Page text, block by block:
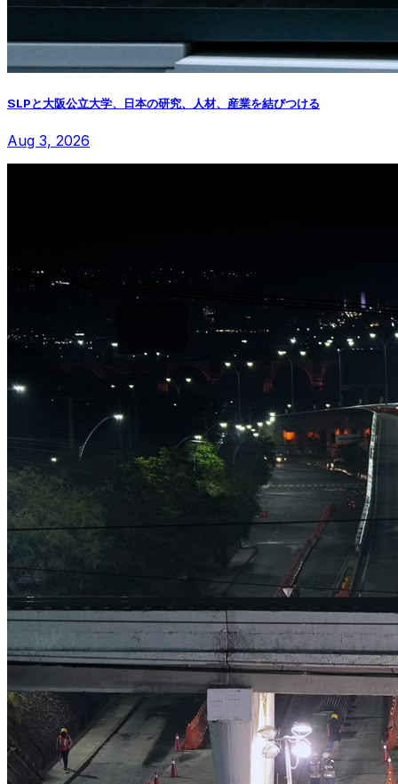
SLPと大阪公立大学、日本の研究、人材、産業を結びつける
Aug 3, 2026